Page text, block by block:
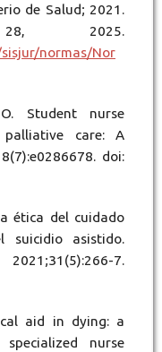
de Salud; 2021.
2025.
normas/Nor
Student nurse
care: A
doi:
ética del cuidado
suicidio asistido.
7.
aid in dying: a
nurse